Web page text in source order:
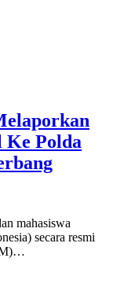
Ke Polda
mahasiswa
secara resmi